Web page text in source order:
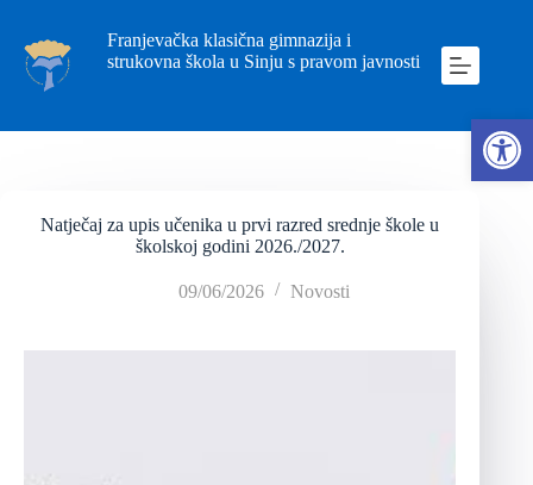
Franjevačka klasična gimnazija i
strukovna škola u Sinju s pravom javnosti
Natječaj za upis učenika u prvi razred srednje škole u
školskoj godini 2026./2027.
09/06/2026 Novosti